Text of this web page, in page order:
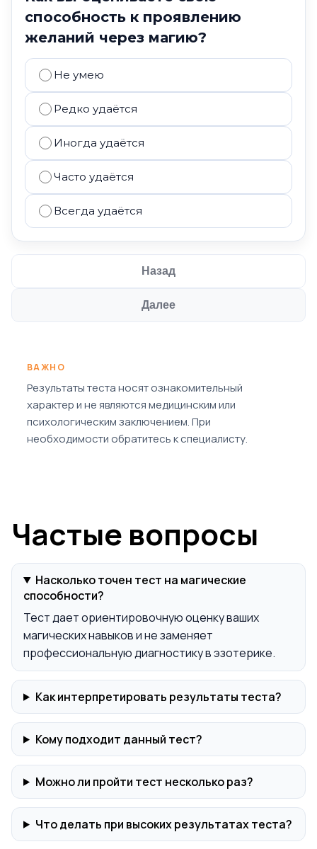
способность к проявлению
желаний через магию?
Не умею
Редко удаётся
Иногда удаётся
Часто удаётся
Всегда удаётся
Назад
Далее
ВАЖНО
Результаты теста носят ознакомительный
характер и не являются медицинским или
психологическим заключением. При
необходимости обратитесь к специалисту.
Частые вопросы
Насколько точен тест на магические
способности?
Тест дает ориентировочную оценку ваших
магических навыков и не заменяет
профессиональную диагностику в эзотерике.
Как интерпретировать результаты теста?
Кому подходит данный тест?
Можно ли пройти тест несколько раз?
Что делать при высоких результатах теста?